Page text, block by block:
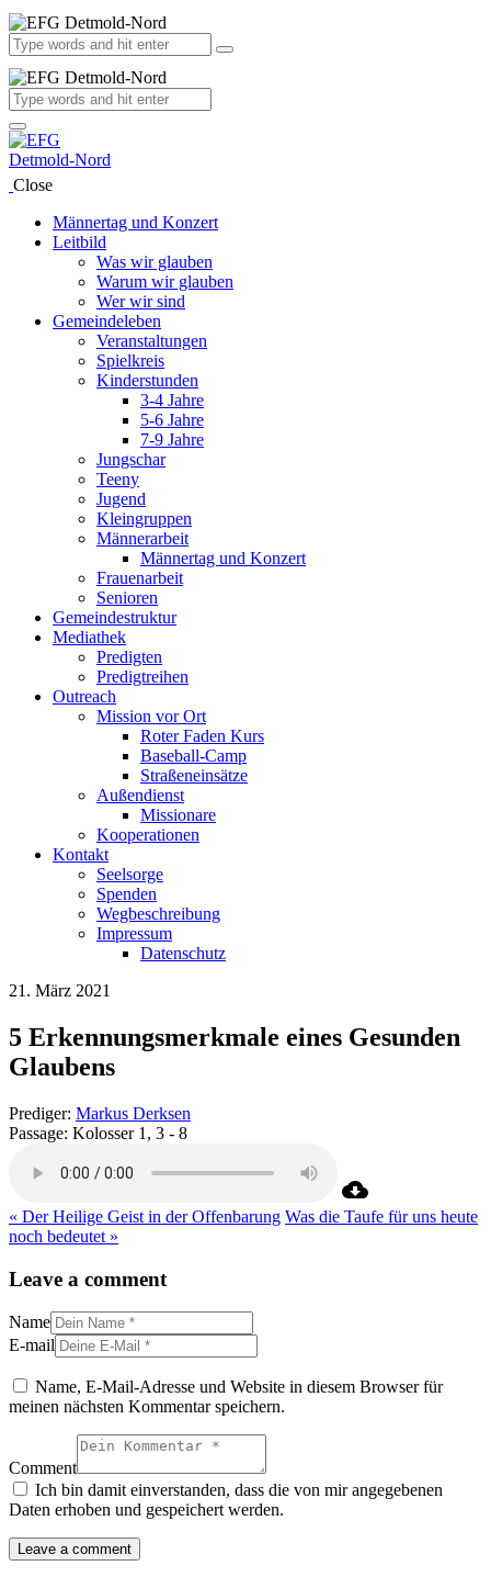
Close
Männertag und Konzert
Leitbild
Was wir glauben
Warum wir glauben
Wer wir sind
Gemeindeleben
Veranstaltungen
Spielkreis
Kinderstunden
3-4 Jahre
5-6 Jahre
7-9 Jahre
Jungschar
Teeny
Jugend
Kleingruppen
Männerarbeit
Männertag und Konzert
Frauenarbeit
Senioren
Gemeindestruktur
Mediathek
Predigten
Predigtreihen
Outreach
Mission vor Ort
Roter Faden Kurs
Baseball-Camp
Straßeneinsätze
Außendienst
Missionare
Kooperationen
Kontakt
Seelsorge
Spenden
Wegbeschreibung
Impressum
Datenschutz
21. März 2021
5 Erkennungsmerkmale eines Gesunden
Glaubens
Prediger: Markus Derksen
Passage: Kolosser 1, 3 - 8
« Der Heilige Geist in der Offenbarung Was die Taufe für uns heute
noch bedeutet »
Leave a comment
Name
E-mail
Name, E-Mail-Adresse und Website in diesem Browser für
meinen nächsten Kommentar speichern.
Comment
Ich bin damit einverstanden, dass die von mir angegebenen
Daten erhoben und gespeichert werden.